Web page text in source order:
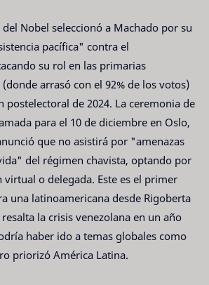
Nobel seleccionó a Machado por su
pacífica" contra el
su rol en las primarias
arrasó con el 92% de los votos)
postelectoral de 2024. La ceremonia de
para el 10 de diciembre en Oslo,
que no asistirá por "amenazas
del régimen chavista, optando por
virtual o delegada. Este es el primer
una latinoamericana desde Rigoberta
la crisis venezolana en un año
haber ido a temas globales como
priorizó América Latina.